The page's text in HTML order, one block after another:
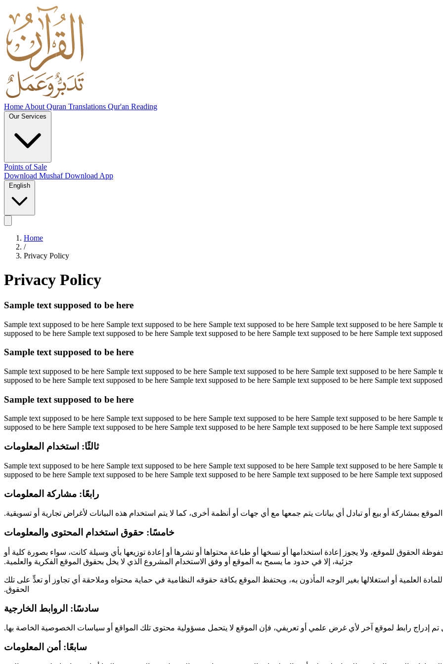
Home About Quran Translations Qur'an Reading
Our Services
Points of Sale
Download MushafDownload App
English
Home
/
Privacy Policy
Privacy Policy
Sample text supposed to be here
Sample text supposed to be here Sample text supposed to be here Sample text supposed to be here Sample text supposed to be here
supposed to be here Sample text supposed to be here Sample text supposed to be here Sample text supposed to be here Sample text
Sample text supposed to be here
Sample text supposed to be here Sample text supposed to be here Sample text supposed to be here Sample text supposed to be here
supposed to be here Sample text supposed to be here Sample text supposed to be here Sample text supposed to be here Sample text
Sample text supposed to be here
Sample text supposed to be here Sample text supposed to be here Sample text supposed to be here Sample text supposed to be here
supposed to be here Sample text supposed to be here Sample text supposed to be here Sample text supposed to be here Sample text
ثالثًا: استخدام المعلومات
Sample text supposed to be here Sample text supposed to be here Sample text supposed to be here Sample text supposed to be here
supposed to be here Sample text supposed to be here Sample text supposed to be here Sample text supposed to be here Sample text
رابعًا: مشاركة المعلومات
الموقع بمشاركة أو بيع أو تبادل أي بيانات يتم جمعها مع أي جهات أو أنظمة أخرى، كما لا يتم استخدام هذه ‏البيانات ‏لأغراض تجارية أو تسويقية.‏
خامسًا: حقوق استخدام المحتوى والمعلومات
الحقوق للموقع، ولا يجوز إعادة استخدامها ‏أو ‏نسخها أو طباعة محتواها أو نشرها أو إعادة توزيعها بأي وسيلة كانت، سواء بصورة كلية أو
جزئية، إلا في حدود ما ‏يسمح ‏به الموقع أو وفق الاستخدام المشروع الذي لا يخل بحقوق الموقع الفكرية والعلمية.‏
العلمية أو استغلالها بغير الوجه المأذون ‏به، ‏ويحتفظ الموقع بكافة حقوقه النظامية في حماية محتواه وملاحقة أي تجاوز أو تعدٍّ على تلك
الحقوق.‏
سادسًا: الروابط الخارجية
إدراج رابط لموقع آخر لأي غرض علمي أو تعريفي، ‏فإن ‏الموقع لا يتحمل مسؤولية محتوى تلك المواقع أو سياسات الخصوصية الخاصة بها.‏
سابعًا: أمن المعلومات